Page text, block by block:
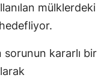
mülklerdeki
sorunun kararlı bir